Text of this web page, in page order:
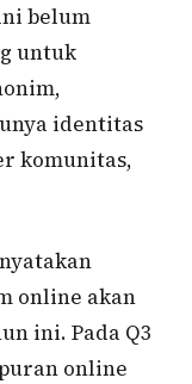
belum
untuk
identitas
komunitas,
online akan
ini. Pada Q3
online